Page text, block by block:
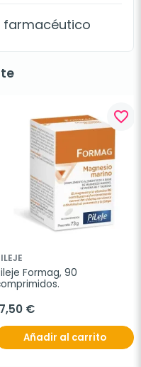
farmacéutico
favorite_border
Formag, 90
€
Añadir al carrito